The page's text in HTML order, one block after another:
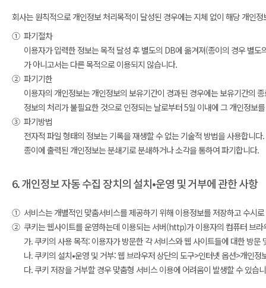
회사는 원칙적으로 개인정보 처리목적이 달성된 경우에는 지체 없이 해당 개인
① 파기절차
이용자가 입력한 정보는 목적 달성 후 별도의 DB에 옮겨져(종이의 경우 별
가 아니고서는 다른 목적으로 이용되지 않습니다.
② 파기기한
이용자의 개인정보는 개인정보의 보유기간이 경과된 경우에는 보유기간의
정보의 처리가 불필요한 것으로 인정되는 날로부터 5일 이내에 그 개인정보
③ 파기방법
전자적 파일 형태의 정보는 기록을 재생할 수 없는 기술적 방법을 사용합니다.
종이에 출력된 개인정보는 분쇄기로 분쇄하거나 소각을 통하여 파기합니다.
6. 개인정보 자동 수집 장치의 설치•운영 및 거부에 관한 사항
① 서비스는 개별적인 맞춤서비스를 제공하기 위해 이용정보를 저장하고 수시
② 쿠키는 웹사이트를 운영하는데 이용되는 서버(http)가 이용자의 컴퓨터 브
가. 쿠키의 사용 목적: 이용자가 방문한 각 서비스와 웹 사이트들에 대한 방
나. 쿠키의 설치•운영 및 거부: 웹 브라우저 상단의 도구>인터넷 옵션>개인
다. 쿠키 저장을 거부할 경우 맞춤형 서비스 이용에 어려움이 발생할 수 있습